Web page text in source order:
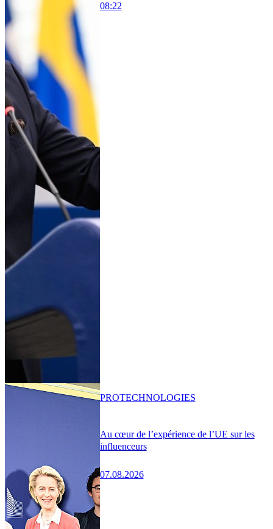
08:22
Au cœur de l’expérience de l’UE sur les
influenceurs
07.08.2026
PROTECHNOLOGIES